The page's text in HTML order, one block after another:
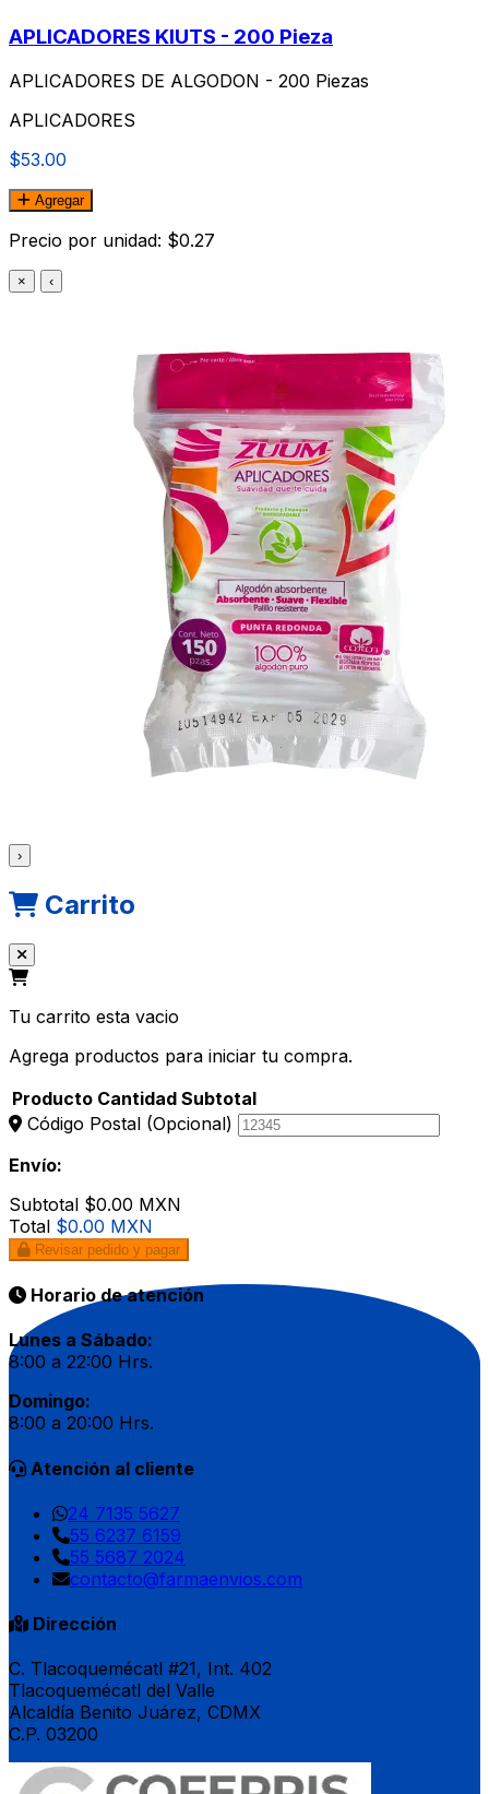
APLICADORES KIUTS - 200 Pieza
APLICADORES DE ALGODON - 200 Piezas
APLICADORES
$53.00
Agregar
Precio por unidad: $0.27
× ‹
›
Carrito
Tu carrito esta vacio
Agrega productos para iniciar tu compra.
Producto Cantidad Subtotal
Código Postal (Opcional)
Envío:
Subtotal $0.00 MXN
Total $0.00 MXN
Revisar pedido y pagar
Horario de atención
Lunes a Sábado:
8:00 a 22:00 Hrs.
Domingo:
8:00 a 20:00 Hrs.
Atención al cliente
24 7135 5627
55 6237 6159
55 5687 2024
contacto@farmaenvios.com
Dirección
C. Tlacoquemécatl #21, Int. 402
Tlacoquemécatl del Valle
Alcaldía Benito Juárez, CDMX
C.P. 03200